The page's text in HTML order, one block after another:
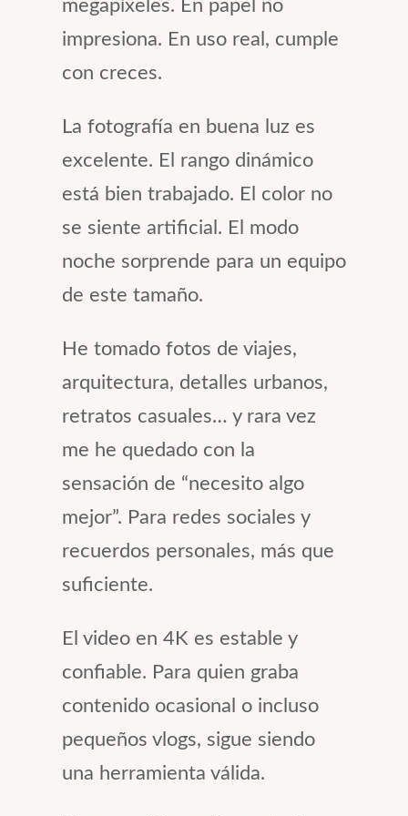
megapíxeles. En papel no
impresiona. En uso real, cumple
con creces.
La fotografía en buena luz es
excelente. El rango dinámico
está bien trabajado. El color no
se siente artificial. El modo
noche sorprende para un equipo
de este tamaño.
He tomado fotos de viajes,
arquitectura, detalles urbanos,
retratos casuales… y rara vez
me he quedado con la
sensación de “necesito algo
mejor”. Para redes sociales y
recuerdos personales, más que
suficiente.
El video en 4K es estable y
confiable. Para quien graba
contenido ocasional o incluso
pequeños vlogs, sigue siendo
una herramienta válida.